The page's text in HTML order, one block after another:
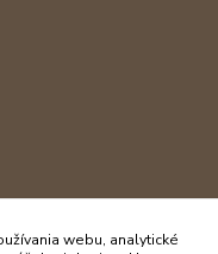
webu, analytické